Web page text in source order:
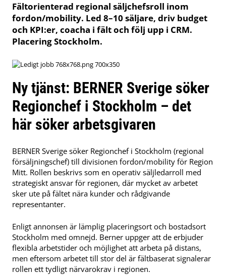
Fältorienterad regional säljchefsroll inom
fordon/mobility. Led 8–10 säljare, driv budget
och KPI:er, coacha i fält och följ upp i CRM.
Placering Stockholm.
Ny tjänst: BERNER Sverige söker
Regionchef i Stockholm – det
här söker arbetsgivaren
BERNER Sverige söker Regionchef i Stockholm (regional
försäljningschef) till divisionen fordon/mobility för Region
Mitt. Rollen beskrivs som en operativ säljledarroll med
strategiskt ansvar för regionen, där mycket av arbetet
sker ute på fältet nära kunder och rådgivande
representanter.
Enligt annonsen är lämplig placeringsort och bostadsort
Stockholm med omnejd. Berner uppger att de erbjuder
flexibla arbetstider och möjlighet att arbeta på distans,
men eftersom arbetet till stor del är fältbaserat signalerar
rollen ett tydligt närvarokrav i regionen.